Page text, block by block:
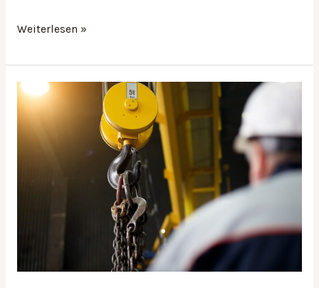
Weiterlesen »
Kraft
trifft
Präzision:
Innovationen
Lastenbewegung